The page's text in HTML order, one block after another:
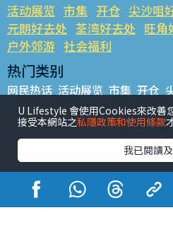
活动展览 市集 开仓 尖沙咀
元朗好去处 荃湾好去处 旺角
户外郊游 社会福利
热门类别
网民热话 活动展览 市集 开仓
铜锣湾好去处 元朗好去处 荃湾
餐厅情报 户外郊游
热门标签
#UGO揾好去处 #人气活动推介
#亲子玩乐好去处
#ULifestyle应
#UJetso礼物放送
#ULifestyle
U Lifestyle 會使用Cookies來改善
接受本網站之私隱政策和使用條款
我已閱讀